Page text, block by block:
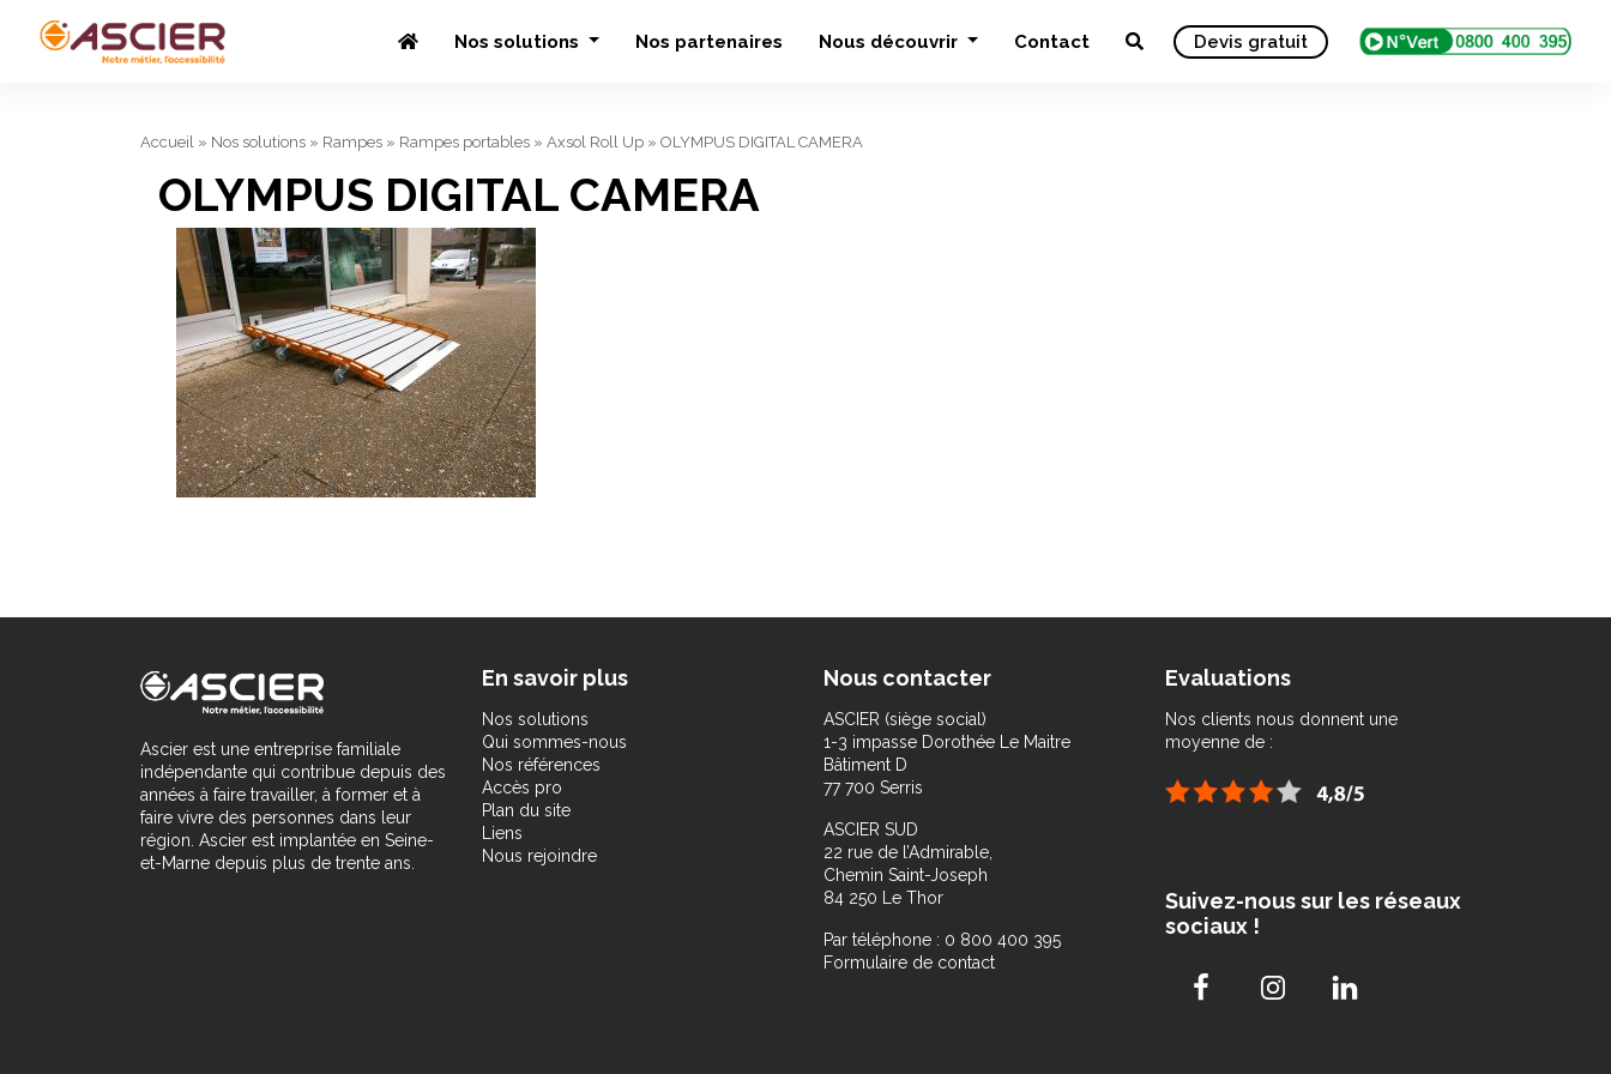
Nos solutions Nos partenaires Nous découvrir Contact Devis gratuit
Accueil » Nos solutions » Rampes » Rampes portables » Axsol Roll Up » OLYMPUS DIGITAL CAMERA
OLYMPUS DIGITAL CAMERA
Ascier est une entreprise familiale
indépendante qui contribue depuis des
années à faire travailler, à former et à
faire vivre des personnes dans leur
région. Ascier est implantée en Seine-
et-Marne depuis plus de trente ans.
En savoir plus
Nos solutions
Qui sommes-nous
Nos références
Accès pro
Plan du site
Liens
Nous rejoindre
Nous contacter
ASCIER (siège social)
1-3 impasse Dorothée Le Maitre
Bâtiment D
77 700 Serris
ASCIER SUD
22 rue de l’Admirable,
Chemin Saint-Joseph
84 250 Le Thor
Par téléphone : 0 800 400 395
Formulaire de contact
Evaluations
Nos clients nous donnent une
moyenne de :
Suivez-nous sur les réseaux
sociaux !